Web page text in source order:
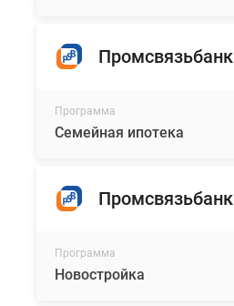
Промсвязьбанк
Программа
Семейная ипотека
Промсвязьбанк
Программа
Новостройка